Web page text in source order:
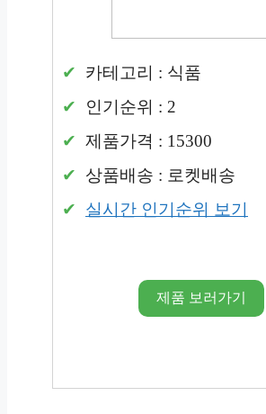
카테고리 : 식품
인기순위 : 2
제품가격 : 15300
상품배송 : 로켓배송
실시간 인기순위 보기
제품 보러가기